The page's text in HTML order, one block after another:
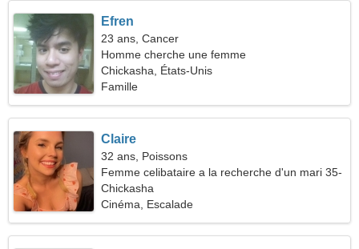
Efren
23 ans, Cancer
Homme cherche une femme
Chickasha, États-Unis
Famille
Claire
32 ans, Poissons
Femme celibataire a la recherche d'un mari 35-
43
Chickasha
Cinéma, Escalade